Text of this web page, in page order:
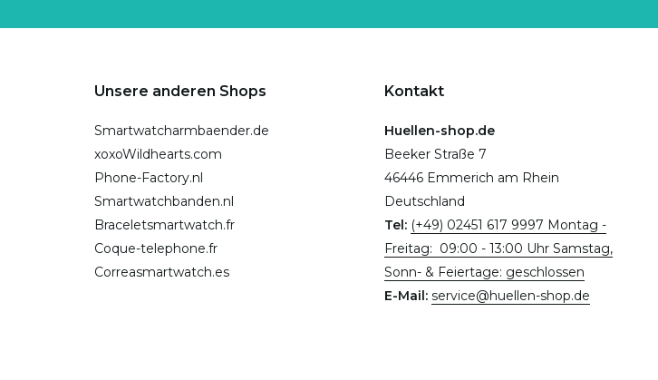
Unsere anderen Shops
Smartwatcharmbaender.de
xoxoWildhearts.com
Phone-Factory.nl
Smartwatchbanden.nl
Braceletsmartwatch.fr
Coque-telephone.fr
Correasmartwatch.es
Kontakt
Huellen-shop.de
Beeker Straße 7
46446 Emmerich am Rhein
Deutschland
Tel: (+49) 02451 617 9997 Montag -
Freitag: 09:00 - 13:00 Uhr Samstag,
Sonn- & Feiertage: geschlossen
E-Mail: service@huellen-shop.de